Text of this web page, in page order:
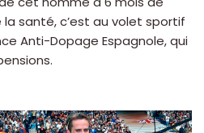
santé, c’est au volet sportif
Anti-Dopage Espagnole, qui